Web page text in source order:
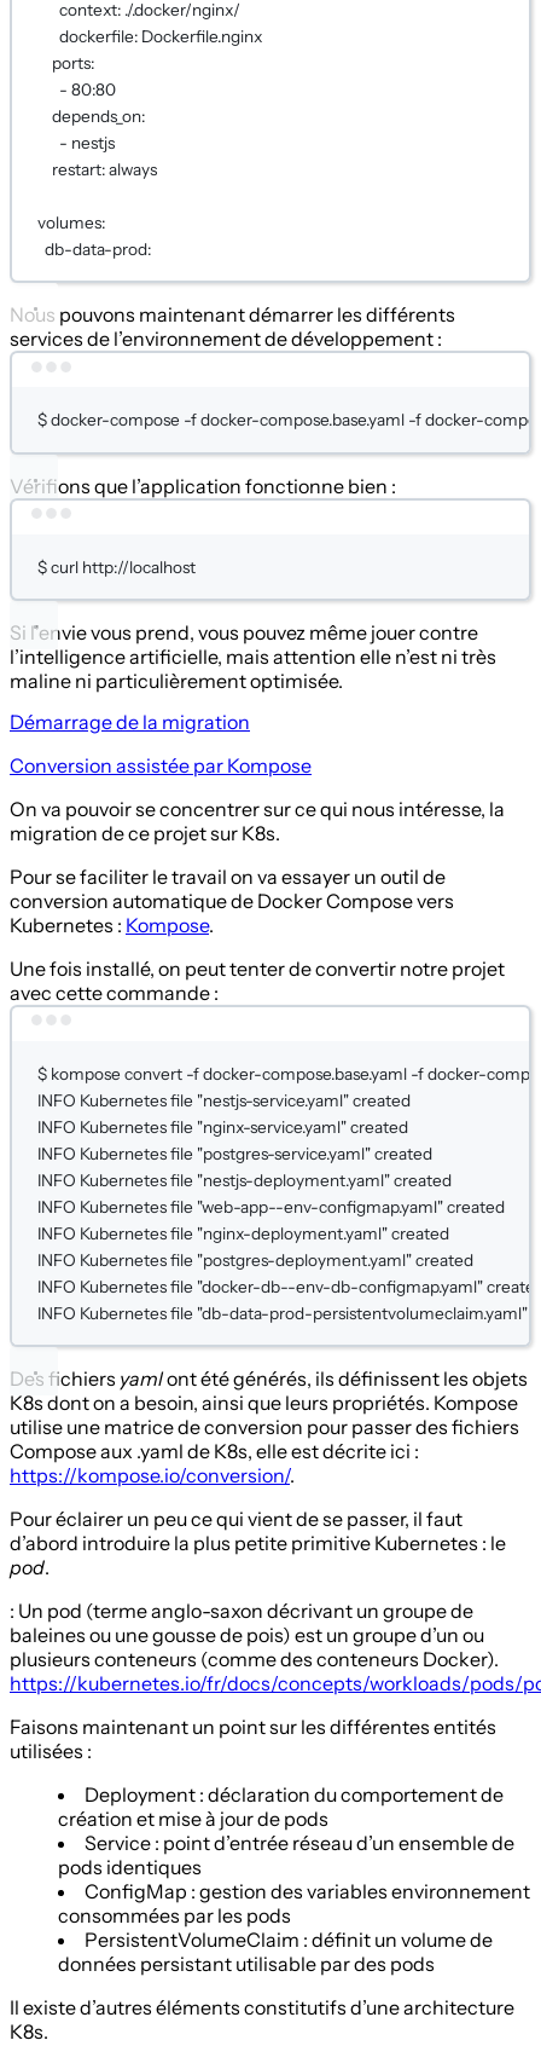
context: ./.docker/nginx/
dockerfile: Dockerfile.nginx
ports:
- 80:80
depends_on:
- nestjs
restart: always
volumes:
db-data-prod:
Nous pouvons maintenant démarrer les différents
services de l’environnement de développement :
$docker-compose -fdocker-compose.base.yaml -fdocker-
Vérifions que l’application fonctionne bien :
$curl http://localhost
Si l’envie vous prend, vous pouvez même jouer contre
l’intelligence artificielle, mais attention elle n’est ni très
maline ni particulièrement optimisée.
Démarrage de la migration
Conversion assistée par Kompose
On va pouvoir se concentrer sur ce qui nous intéresse, la
migration de ce projet sur K8s.
Pour se faciliter le travail on va essayer un outil de
conversion automatique de Docker Compose vers
Kubernetes : Kompose.
Une fois installé, on peut tenter de convertir notre projet
avec cette commande :
$ kompose convert -fdocker-compose.base.yaml -fdocker-
INFO Kubernetesfile "nestjs-service.yaml"created
INFO Kubernetesfile "nginx-service.yaml"created
INFO Kubernetesfile "postgres-service.yaml"created
INFO Kubernetesfile "nestjs-deployment.yaml"created
INFO Kubernetesfile "web-app--env-configmap.yaml"created
INFO Kubernetesfile "nginx-deployment.yaml"created
INFO Kubernetesfile "postgres-deployment.yaml"created
INFO Kubernetesfile "docker-db--env-db-configmap.yaml"
INFO Kubernetesfile "db-data-prod-persistentvolumeclaim.yaml"
Des fichiers yamlont été générés, ils définissent les objets
K8s dont on a besoin, ainsi que leurs propriétés. Kompose
utilise une matrice de conversion pour passer des fichiers
Compose aux .yaml de K8s, elle est décrite ici :
https://kompose.io/conversion/.
Pour éclairer un peu ce qui vient de se passer, il faut
d’abord introduire la plus petite primitive Kubernetes : le
pod.
: Un pod (terme anglo-saxon décrivant un groupe de
baleines ou une gousse de pois) est un groupe d’un ou
plusieurs conteneurs (comme des conteneurs Docker).
https://kubernetes.io/fr/docs/concepts/workloads/pods/
Faisons maintenant un point sur les différentes entités
utilisées :
Deployment : déclaration du comportement de
création et mise à jour de pods
Service : point d’entrée réseau d’un ensemble de
pods identiques
ConfigMap : gestion des variables environnement
consommées par les pods
PersistentVolumeClaim : définit un volume de
données persistant utilisable par des pods
Il existe d’autres éléments constitutifs d’une architecture
K8s.